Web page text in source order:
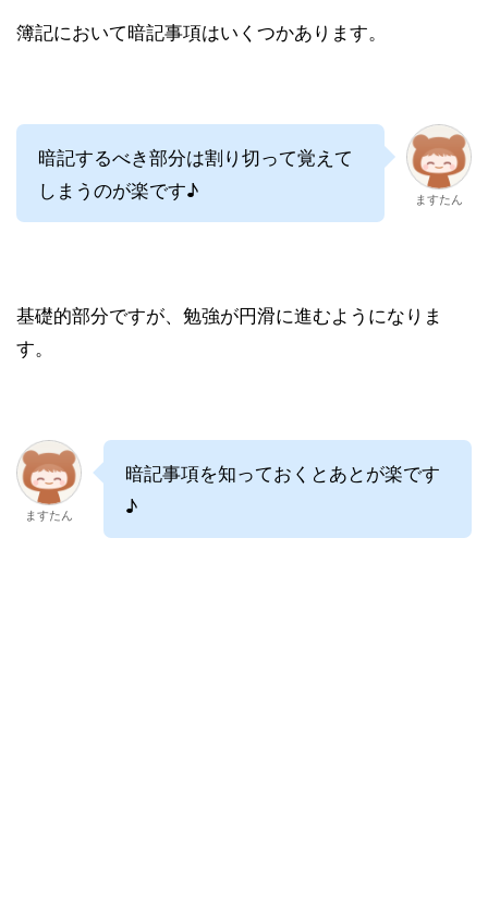
簿記において暗記事項はいくつかあります。
暗記するべき部分は割り切って覚えて
しまうのが楽です♪
ますたん
基礎的部分ですが、勉強が円滑に進むようになりま
す。
ますたん
暗記事項を知っておくとあとが楽です
♪